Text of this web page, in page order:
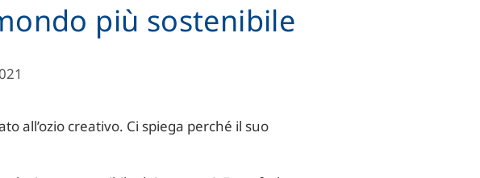
più sostenibile
all’ozio creativo. Ci spiega perché il suo